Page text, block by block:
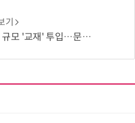
기
…문제·전공책에 강의영상까지